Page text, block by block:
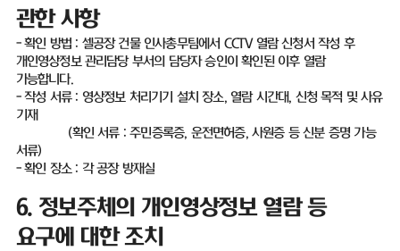
관한 사항
-확인 방법 : 셀공장 건물 인사총무팀에서 CCTV 열람 신청서 작성 후
개인영상정보 관리담당 부서의 담당자 승인이 확인된 이후 열람
가능합니다.
-작성 서류: 영상정보 처리기기 설치 장소, 열람 시간대, 신청 목적 및 사유
기재
(확인 서류 :주민증록증, 운전면허증, 사원증 등 신분 증명 가능
서류)
-확인 장소 : 각 공장 방재실
6. 정보주체의 개인영상정보 열람 등
요구에 대한 조치